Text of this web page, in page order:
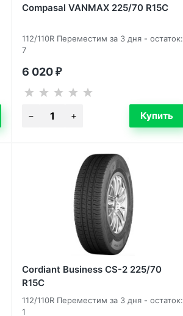
Compasal VANMAX 225/70 R15C
112/110R Переместим за 3 дня - остаток:
7
6 020 ₽
Cordiant Business CS-2 225/70
R15C
112/110R Переместим за 3 дня - остаток:
1